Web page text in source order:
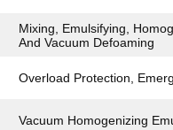
Mixing, Emulsifying,
And Vacuum Defoaming
Overload Protection,
Vacuum Homogenizing